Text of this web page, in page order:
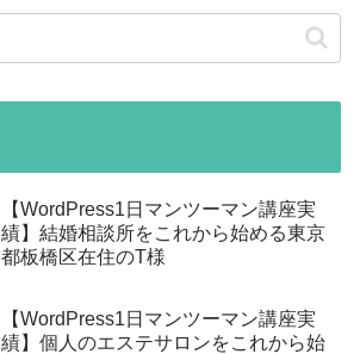
【WordPress1日マンツーマン講座実
績】結婚相談所をこれから始める東京
都板橋区在住のT様
【WordPress1日マンツーマン講座実
績】個人のエステサロンをこれから始